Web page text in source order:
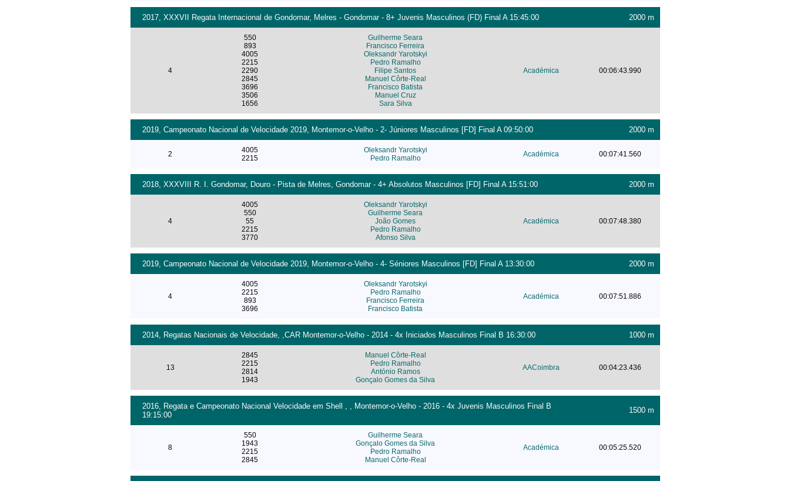
2017, XXXVII Regata Internacional de Gondomar, Melres - Gondomar - 8+ Juvenis Masculinos (FD) Final A 15:45:00 2000 m
4
550
893
4005
2215
2290
2845
3696
3506
1656
Guilherme Seara
Francisco Ferreira
Oleksandr Yarotskyi
Pedro Ramalho
Filipe Santos
Manuel Côrte-Real
Francisco Batista
Manuel Cruz
Sara Silva
Académica 00:06:43.990
2019, Campeonato Nacional de Velocidade 2019, Montemor-o-Velho - 2- Júniores Masculinos [FD] Final A 09:50:00 2000 m
2
4005
2215
Oleksandr Yarotskyi
Pedro Ramalho
Académica 00:07:41.560
2018, XXXVIII R. I. Gondomar, Douro - Pista de Melres, Gondomar - 4+ Absolutos Masculinos [FD] Final A 15:51:00 2000 m
4
4005
550
55
2215
3770
Oleksandr Yarotskyi
Guilherme Seara
João Gomes
Pedro Ramalho
Afonso Silva
Académica 00:07:48.380
2019, Campeonato Nacional de Velocidade 2019, Montemor-o-Velho - 4- Séniores Masculinos [FD] Final A 13:30:00 2000 m
4
4005
2215
893
3696
Oleksandr Yarotskyi
Pedro Ramalho
Francisco Ferreira
Francisco Batista
Académica 00:07:51.886
2014, Regatas Nacionais de Velocidade, ,CAR Montemor-o-Velho - 2014 - 4x Iniciados Masculinos Final B 16:30:00 1000 m
13
2845
2215
2814
1943
Manuel Côrte-Real
Pedro Ramalho
António Ramos
Gonçalo Gomes da Silva
AACoimbra 00:04:23.436
2016, Regata e Campeonato Nacional Velocidade em Shell , , Montemor-o-Velho - 2016 - 4x Juvenis Masculinos Final B
19:15:00
1500 m
8
550
1943
2215
2845
Guilherme Seara
Gonçalo Gomes da Silva
Pedro Ramalho
Manuel Côrte-Real
Académica 00:05:25.520